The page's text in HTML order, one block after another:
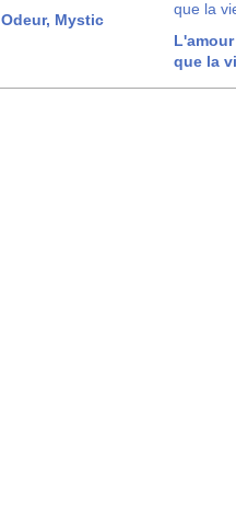
Odeur, Mystic
que la